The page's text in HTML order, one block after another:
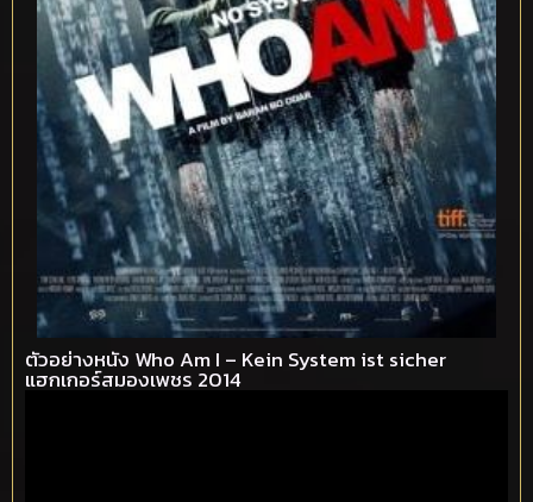
ตัวอย่างหนัง Who Am I – Kein System ist sicher
แฮกเกอร์สมองเพชร 2014